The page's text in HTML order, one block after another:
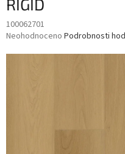
RIGID
100062701
Průměrné
Neohodnoceno Podrobnosti